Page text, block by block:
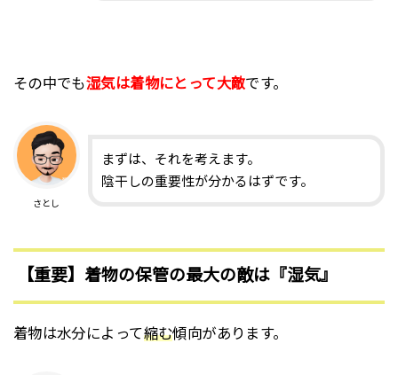
その中でも湿気は着物にとって大敵です。
さとし
まずは、それを考えます。
陰干しの重要性が分かるはずです。
【重要】着物の保管の最大の敵は『湿気』
着物は水分によって縮む傾向があります。